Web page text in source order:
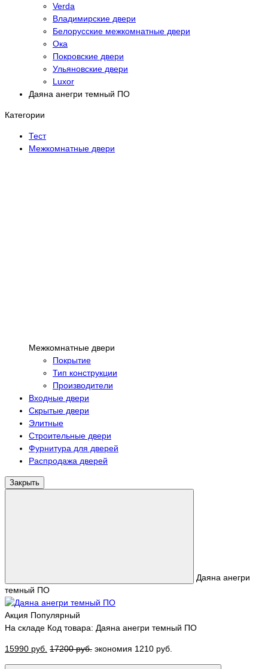
Verda
Владимирские двери
Белорусские межкомнатные двери
Ока
Покровские двери
Ульяновские двери
Luxor
Даяна анегри темный ПО
Категории
Тест
Межкомнатные двери
Межкомнатные двери
Покрытие
Тип конструкции
Производители
Входные двери
Скрытые двери
Элитные
Строительные двери
Фурнитура для дверей
Распродажа дверей
Закрыть
Даяна анегри
темный ПО
Акция Популярный
На складе Код товара: Даяна анегри темный ПО
15990 руб. 17200 руб. экономия 1210 руб.